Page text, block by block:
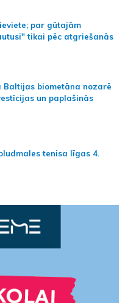
par gūtajām
tikai pēc atgriešanās
Baltijas biometāna nozarē
un paplašinās
tenisa līgas 4.